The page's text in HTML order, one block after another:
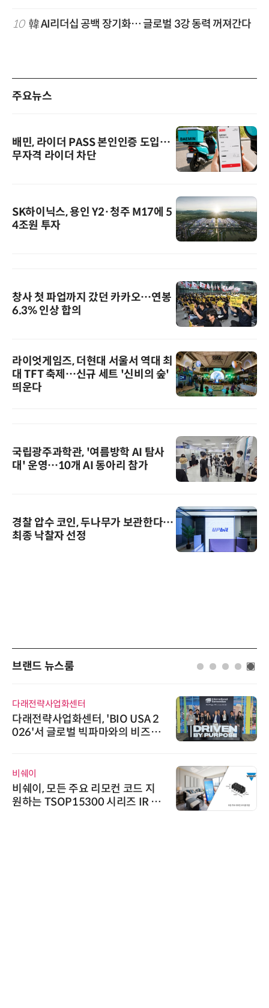
10 韓 AI리더십 공백 장기화… 글로벌 3강 동력 꺼져간다
주요뉴스
배민, 라이더 PASS 본인인증 도입…
무자격 라이더 차단
SK하이닉스, 용인 Y2·청주 M17에 5
4조원 투자
창사 첫 파업까지 갔던 카카오…연봉
6.3% 인상 합의
라이엇게임즈, 더현대 서울서 역대 최
대 TFT 축제…신규 세트 '신비의 숲'
띄운다
국립광주과학관, '여름방학 AI 탐사
대' 운영…10개 AI 동아리 참가
경찰 압수 코인, 두나무가 보관한다…
최종 낙찰자 선정
브랜드 뉴스룸
시큐어링크
시큐어링크, 중소기업기술정보진
흥원 AI 초격차 R&D 사업 최종 선
디에스앤지
디에스앤지, 'AI EXPO KOREA 20
26' 참가 성료… AI 전 생애주기 아